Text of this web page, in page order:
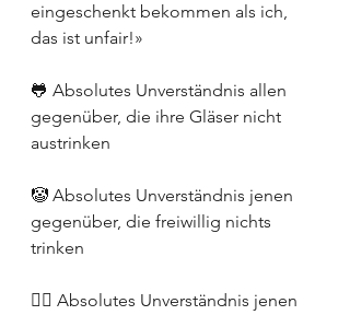
eingeschenkt bekommen als ich,
das ist unfair!»
🐸 Absolutes Unverständnis allen
gegenüber, die ihre Gläser nicht
austrinken
🤡 Absolutes Unverständnis jenen
gegenüber, die freiwillig nichts
trinken
🧟‍♀️ Absolutes Unverständnis jenen